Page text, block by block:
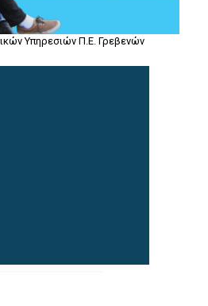
Υπηρεσιών Π.Ε. Γρεβενών